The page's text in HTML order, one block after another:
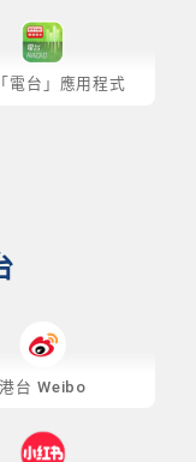
電台」應用程式
港台 Weibo